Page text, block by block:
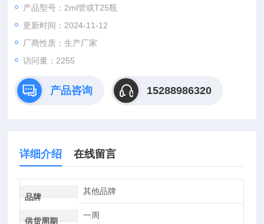
产品型号：2ml管或T25瓶
更新时间：2024-11-12
厂商性质：生产厂家
访问量：2255
产品咨询 15288986320
详细介绍 在线留言
品牌
其他品牌
供货周期
一周